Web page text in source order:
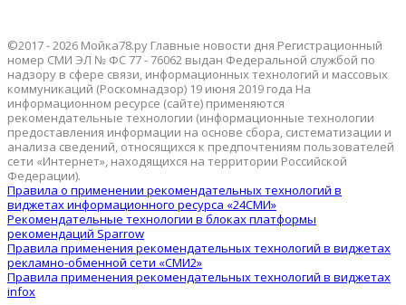
©2017 - 2026 Мойка78.ру Главные новости дня Регистрационный
номер СМИ ЭЛ № ФС 77 - 76062 выдан Федеральной службой по
надзору в сфере связи, информационных технологий и массовых
коммуникаций (Роскомнадзор) 19 июня 2019 года На
информационном ресурсе (сайте) применяются
рекомендательные технологии (информационные технологии
предоставления информации на основе сбора, систематизации и
анализа сведений, относящихся к предпочтениям пользователей
сети «Интернет», находящихся на территории Российской
Федерации).
Правила о применении рекомендательных технологий в
виджетах информационного ресурса «24СМИ»
Рекомендательные технологии в блоках платформы
рекомендаций Sparrow
Правила применения рекомендательных технологий в виджетах
рекламно-обменной сети «СМИ2»
Правила применения рекомендательных технологий в виджетах
infox